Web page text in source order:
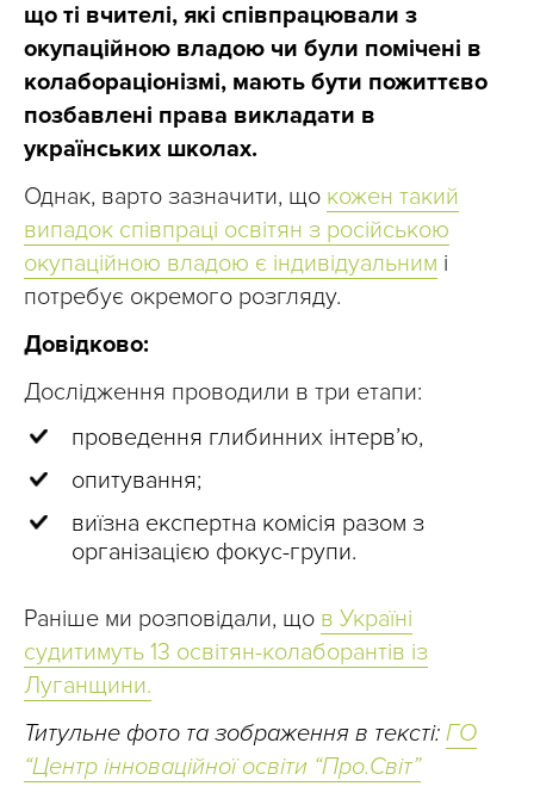
що ті вчителі, які співпрацювали з
окупаційною владою чи були помічені в
колабораціонізмі, мають бути пожиттєво
позбавлені права викладати в
українських школах.
Однак, варто зазначити, що кожен такий
випадок співпраці освітян з російською
окупаційною владою є індивідуальним і
потребує окремого розгляду.
Довідково:
Дослідження проводили в три етапи:
проведення глибинних інтерв’ю,
опитування;
виїзна експертна комісія разом з
організацією фокус-групи.
Раніше ми розповідали, що в Україні
судитимуть 13 освітян-колаборантів із
Луганщини.
Титульне фото та зображення в тексті: ГО
“Центр інноваційної освіти “Про.Світ”